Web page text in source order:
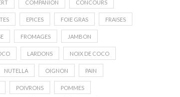
COMPANION CONCOURS
EPICES FOIE GRAS FRAISES
FROMAGES JAMBON
LARDONS NOIX DE COCO
NUTELLA OIGNON PAIN
POIVRONS POMMES